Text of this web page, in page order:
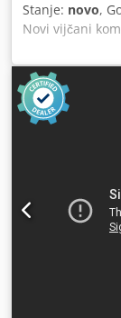
Stanje: novo,
Novi vijčani
LENTO 15 LK
AIR CONTROL
LENTO 15LK
podesivi): 5 do
minimalnoj/
pri 9 bara min/
min/maks: 0,87
motora: 15 kW